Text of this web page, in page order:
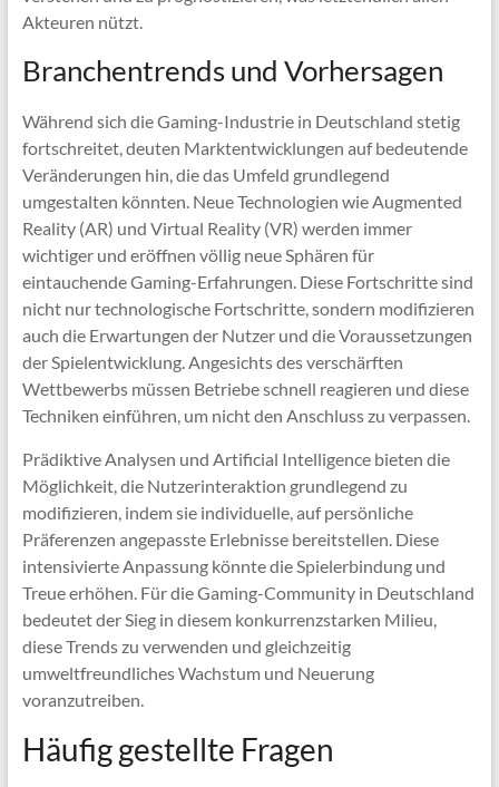
Akteuren nützt.
Branchentrends und Vorhersagen
Während sich die Gaming-Industrie in Deutschland stetig
fortschreitet, deuten Marktentwicklungen auf bedeutende
Veränderungen hin, die das Umfeld grundlegend
umgestalten könnten. Neue Technologien wie Augmented
Reality (AR) und Virtual Reality (VR) werden immer
wichtiger und eröffnen völlig neue Sphären für
eintauchende Gaming-Erfahrungen. Diese Fortschritte sind
nicht nur technologische Fortschritte, sondern modifizieren
auch die Erwartungen der Nutzer und die Voraussetzungen
der Spielentwicklung. Angesichts des verschärften
Wettbewerbs müssen Betriebe schnell reagieren und diese
Techniken einführen, um nicht den Anschluss zu verpassen.
Prädiktive Analysen und Artificial Intelligence bieten die
Möglichkeit, die Nutzerinteraktion grundlegend zu
modifizieren, indem sie individuelle, auf persönliche
Präferenzen angepasste Erlebnisse bereitstellen. Diese
intensivierte Anpassung könnte die Spielerbindung und
Treue erhöhen. Für die Gaming-Community in Deutschland
bedeutet der Sieg in diesem konkurrenzstarken Milieu,
diese Trends zu verwenden und gleichzeitig
umweltfreundliches Wachstum und Neuerung
voranzutreiben.
Häufig gestellte Fragen